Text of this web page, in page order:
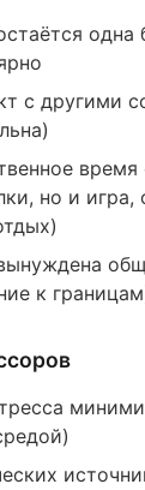
одна
с другими
но и игра,
к